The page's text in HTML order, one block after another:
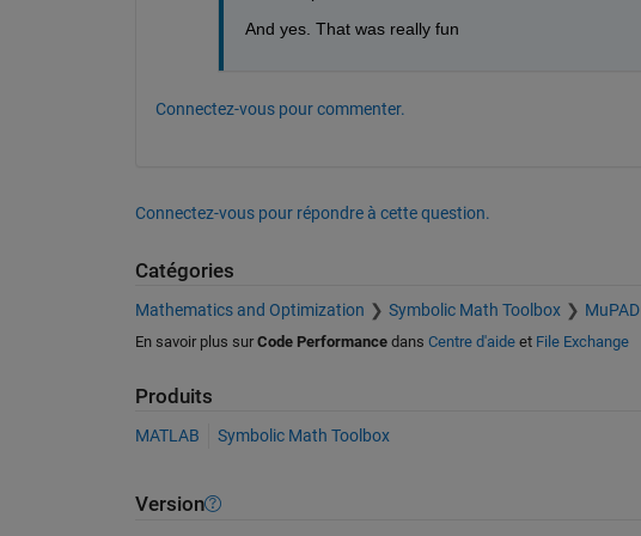
And yes. That was really fun
Connectez-vous pour commenter.
Connectez-vous pour répondre à cette question.
Catégories
Mathematics and Optimization Symbolic Math Toolbox MuPAD
En savoir plus sur Code Performancedans Centre d'aideet File Exchange
Produits
MATLAB Symbolic Math Toolbox
Version